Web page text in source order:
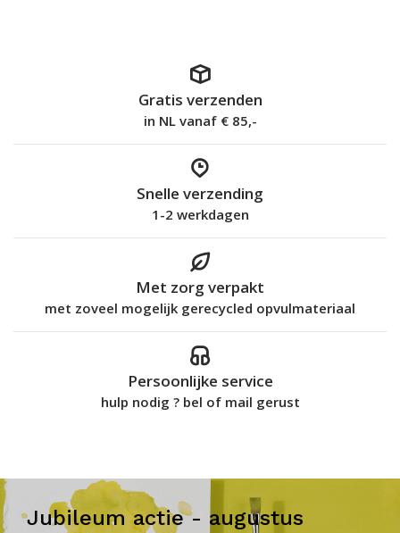
Gratis verzenden
in NL vanaf € 85,-
Snelle verzending
1-2 werkdagen
Met zorg verpakt
met zoveel mogelijk gerecycled opvulmateriaal
Persoonlijke service
hulp nodig ? bel of mail gerust
Jubileum actie - augustus